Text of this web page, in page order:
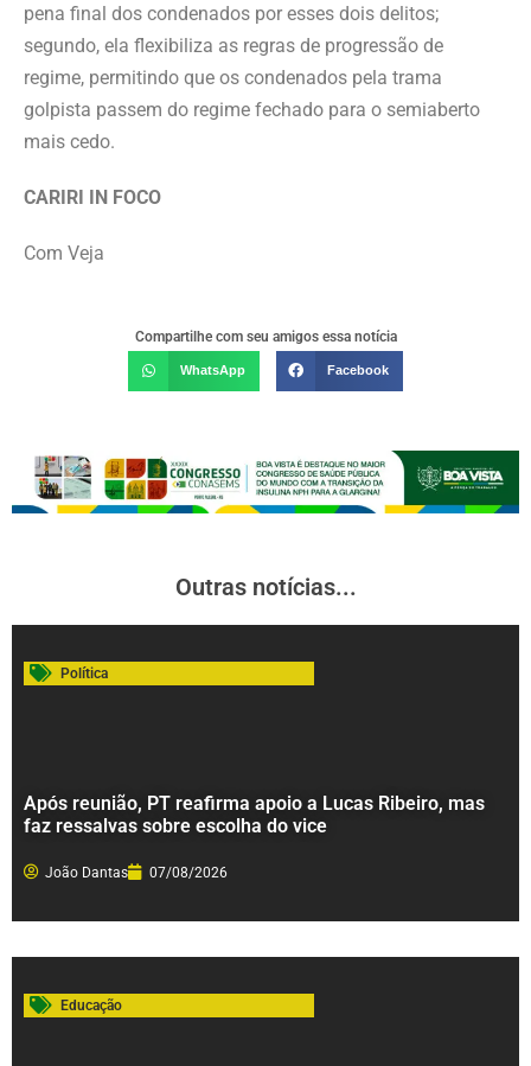
pena final dos condenados por esses dois delitos;
segundo, ela flexibiliza as regras de progressão de
regime, permitindo que os condenados pela trama
golpista passem do regime fechado para o semiaberto
mais cedo.
CARIRI IN FOCO
Com Veja
Compartilhe com seu amigos essa notícia
WhatsApp Facebook
Outras notícias...
Política
Após reunião, PT reafirma apoio a Lucas Ribeiro, mas
faz ressalvas sobre escolha do vice
João Dantas 07/08/2026
Educação